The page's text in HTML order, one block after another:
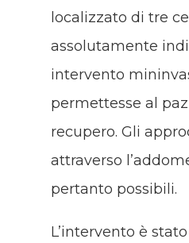
localizzato di tre
assolutamente
intervento
permettesse al
recupero. Gli
attraverso
pertanto possibili.
L’intervento è